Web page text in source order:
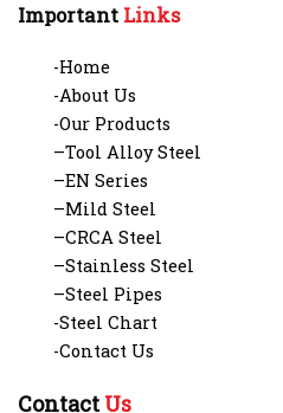
Important Links
-Home
-About Us
-Our Products
–Tool Alloy Steel
–EN Series
–Mild Steel
–CRCA Steel
–Stainless Steel
–Steel Pipes
-Steel Chart
-Contact Us
Contact Us